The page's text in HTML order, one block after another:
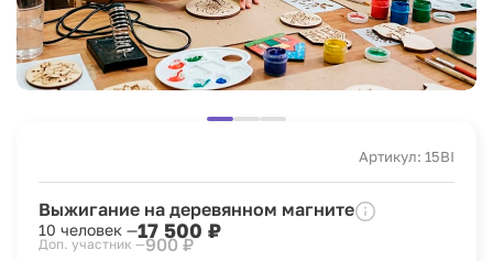
Артикул: 15BI
Выжигание на деревянном магните
10 человек —17 500 ₽
Доп. участник —900 ₽